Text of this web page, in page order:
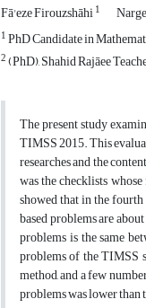
Fā'eze Firouzshāhi1
1PhD Candidate in
2(PhD), Shahid Rajāee
The present study
TIMSS 2015. This
researches and the
was the checklists
showed that in the
based problems are
problems is the same
problems of the TIMSS
method, and a few
problems was lower